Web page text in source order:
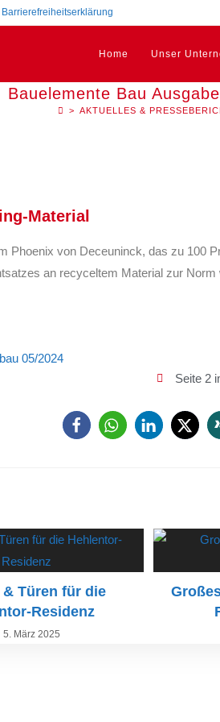
Barrierefreiheitserklärung
Home Unser
Bauelemente Bau
> AKTUELLES &
Material
Phoenix von Deceuninck, das zu 100
an recyceltem Material zur Norm
Seite 2
& Türen für die
Residenz
5. März 2025